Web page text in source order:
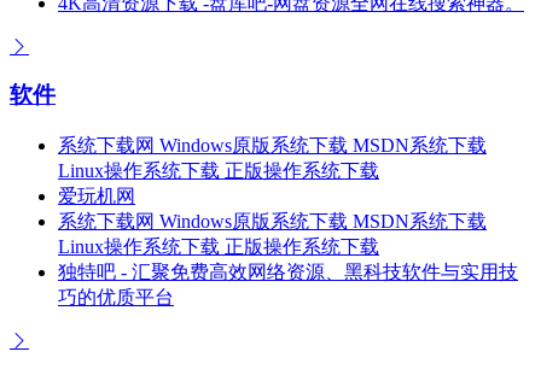
软件
系统下载网 Windows原版系统下载 MSDN系统下载
Linux操作系统下载 正版操作系统下载
爱玩机网
系统下载网 Windows原版系统下载 MSDN系统下载
Linux操作系统下载 正版操作系统下载
独特吧 - 汇聚免费高效网络资源、黑科技软件与实用技
巧的优质平台